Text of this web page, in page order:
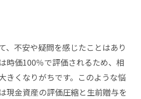
、不安や疑問を感じたことはあり
時価100％で評価されるため、相
きくなりがちです。このような悩
現金資産の評価圧縮と生前贈与を